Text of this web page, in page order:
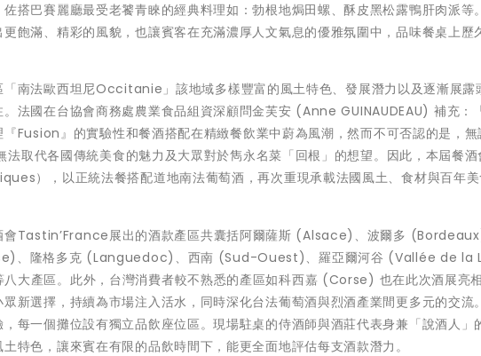
搭巴賽麗廳最受老饕青睞的經典料理如：勃根地焗田螺、酥皮黑松露鴨肝肉派等
飽滿、精彩的風貌，也讓賓客在充滿濃厚人文氣息的優雅氛圍中，品味餐桌上歷
「南法歐西坦尼Occitanie」該地域多樣豐富的風土特色、發展潛力以及逐漸展露
法國在台協會商務處農業食品組資深顧問金芙安 (Anne GUINAUDEAU) 補充：
Fusion』的實驗性和餐酒搭配在精緻餐飲業中蔚為風潮，然而不可否認的是，無
取代各國傳統美食的魅力及大眾對於雋永名菜「回根」的想望。因此，本屆餐
），以正統法餐搭配道地南法葡萄酒，再次重現承載法國風土、食材與百年
會Tastin’France展出的酒款產區共囊括阿爾薩斯 (Alsace)、波爾多
、隆格多克 (Languedoc)、西南 (Sud-Ouest)、羅亞爾河谷 (Vallée de la
產區。此外，台灣消費者較不熟悉的產區如科西嘉 (Corse) 也在此次酒展亮
新選擇，持續為市場注入活水，同時深化台法葡萄酒與烈酒產業間更多元的交流
每一個攤位設有獨立品飲座位區。現場駐桌的侍酒師與酒莊代表身兼「說酒人」
特色，讓來賓在有限的品飲時間下，能更全面地評估每支酒款潛力。